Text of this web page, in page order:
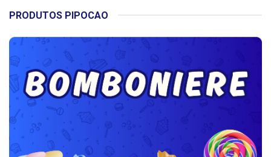
PRODUTOS PIPOCAO